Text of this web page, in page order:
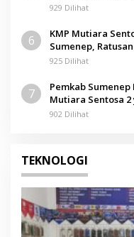
929 Dilihat
6
KMP Mutiara
Sumenep,
925 Dilihat
7
Pemkab
Mutiara Sentosa
902 Dilihat
TEKNOLOGI